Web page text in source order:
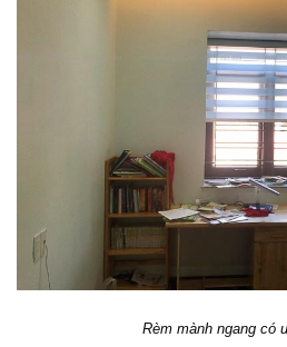
Rèm mành ngang có